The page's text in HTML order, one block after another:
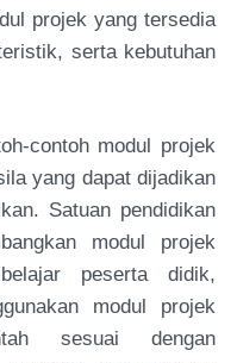
projek yang tersedia
serta kebutuhan
contoh modul projek
yang dapat dijadikan
Satuan pendidikan
modul projek
peserta didik,
modul projek
sesuai dengan